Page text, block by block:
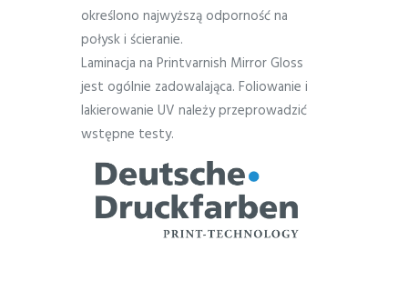
określono najwyższą odporność na
połysk i ścieranie.
Laminacja na Printvarnish Mirror Gloss
jest ogólnie zadowalająca. Foliowanie i
lakierowanie UV należy przeprowadzić
wstępne testy.